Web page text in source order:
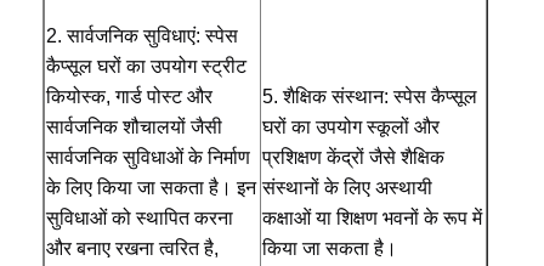
स्टीम सौना कक्ष
आइस बाथ चिलर
होम ऑफिस पॉड
बर्फ बाथ टब
आइस बाथ मशीन एक्सेसरीज़
2. सार्वजनिक सुविधाएं: स्पेस
कैप्सूल घरों का उपयोग स्ट्रीट
कियोस्क, गार्ड पोस्ट और
सार्वजनिक शौचालयों जैसी
सार्वजनिक सुविधाओं के निर्माण
के लिए किया जा सकता है। इन
सुविधाओं को स्थापित करना
और बनाए रखना त्वरित है,
5. शैक्षिक संस्थान: स्पेस कैप्सूल
घरों का उपयोग स्कूलों और
प्रशिक्षण केंद्रों जैसे शैक्षिक
संस्थानों के लिए अस्थायी
कक्षाओं या शिक्षण भवनों के रूप में
किया जा सकता है।